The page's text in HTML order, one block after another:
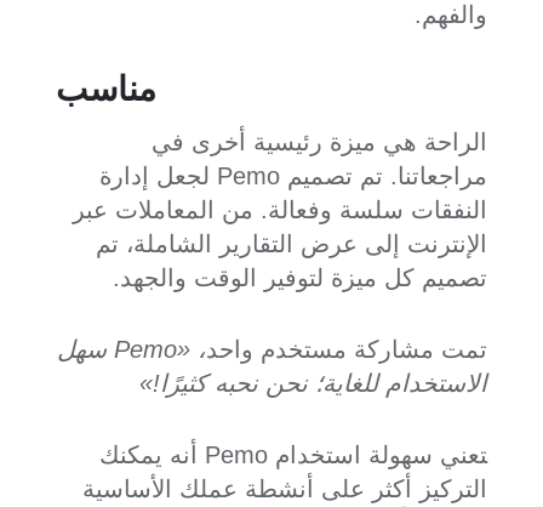
والفهم.
مناسب
الراحة هي ميزة رئيسية أخرى في
مراجعاتنا. تم تصميم Pemo لجعل إدارة
النفقات سلسة وفعالة. من المعاملات عبر
الإنترنت إلى عرض التقارير الشاملة، تم
تصميم كل ميزة لتوفير الوقت والجهد.
تمت مشاركة مستخدم واحد
، «Pemo سهل
الاستخدام للغاية؛ نحن نحبه كثيرًا!»
تعني سهولة استخدام Pemo أنه يمكنك
التركيز أكثر على أنشطة عملك الأساسية